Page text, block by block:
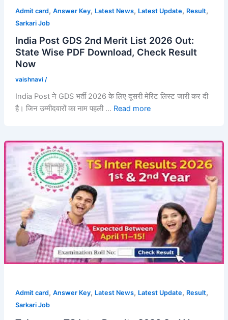
Admit card, Answer Key, Latest News, Latest Update, Result,
Sarkari Job
India Post GDS 2nd Merit List 2026 Out:
State Wise PDF Download, Check Result
Now
vaishnavi /
India Post ने GDS भर्ती 2026 के लिए दूसरी मेरिट लिस्ट जारी कर दी
है। जिन उम्मीदवारों का नाम पहली … Read more
Admit card, Answer Key, Latest News, Latest Update, Result,
Sarkari Job